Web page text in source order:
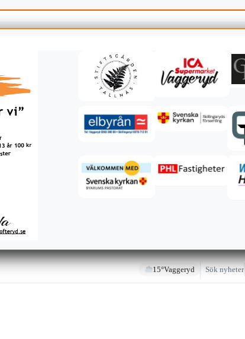
15°Vaggeryd Sök nyheter